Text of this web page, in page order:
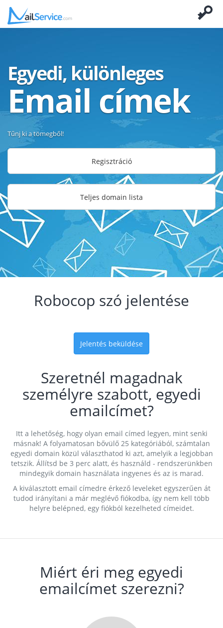
Egyedi, különleges
Email címek
Tűnj ki a tömegből!
Regisztráció
Teljes domain lista
Robocop szó jelentése
Jelentés beküldése
Szeretnél magadnak
személyre szabott, egyedi
emailcímet?
Itt a lehetőség, hogy olyan email címed legyen, mint senki
másnak! A folyamatosan bővülő 25 kategóriából, számtalan
egyedi domain közül választhatod ki azt, amelyik a legjobban
tetszik. Állítsd be 3 perc alatt, és használd - rendszerünkben
mindegyik domain használata ingyenes és az is marad.
A kiválasztott email címedre érkező leveleket egyszerűen át
tudod irányítani a már meglévő fiókodba, így nem kell több
helyre belépned, egy fiókból kezelheted címeidet.
Miért éri meg egyedi
emailcímet szerezni?